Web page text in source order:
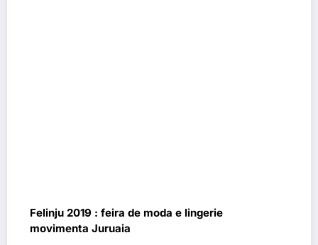
Felinju 2019 : feira de moda e lingerie
movimenta Juruaia